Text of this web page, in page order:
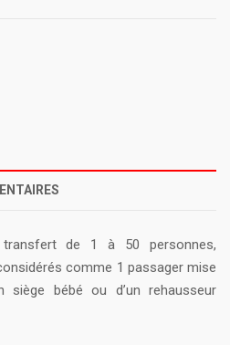
de 1 à 50 personnes,
comme 1 passager mise
siège bébé ou d’un rehausseur